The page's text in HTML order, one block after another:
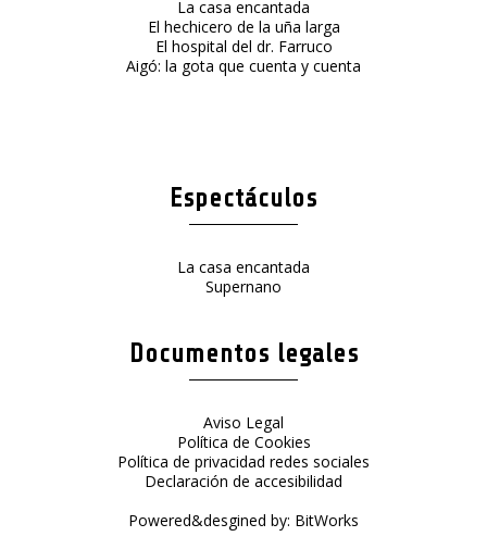
La casa encantada
El hechicero de la uña larga
El hospital del dr. Farruco
Aigó: la gota que cuenta y cuenta
Espectáculos
La casa encantada
Supernano
Documentos legales
Aviso Legal
Política de Cookies
Política de privacidad redes sociales
Declaración de accesibilidad
Powered&desgined by: BitWorks